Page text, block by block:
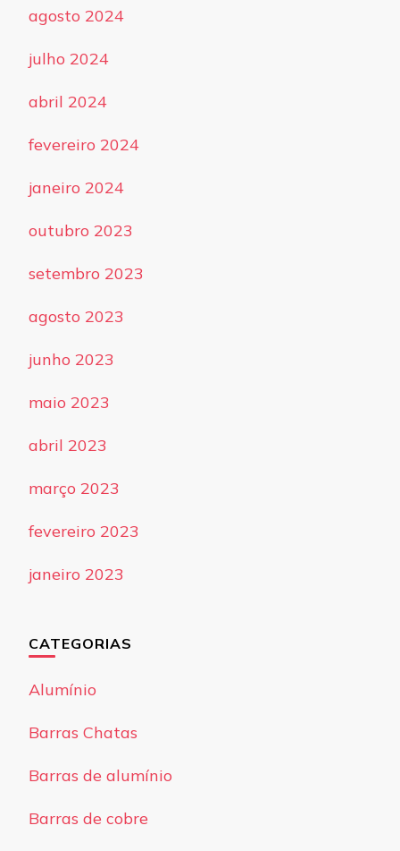
agosto 2024
julho 2024
abril 2024
fevereiro 2024
janeiro 2024
outubro 2023
setembro 2023
agosto 2023
junho 2023
maio 2023
abril 2023
março 2023
fevereiro 2023
janeiro 2023
CATEGORIAS
Alumínio
Barras Chatas
Barras de alumínio
Barras de cobre